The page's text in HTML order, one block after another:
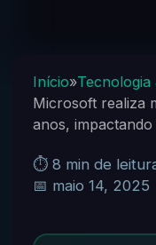
Início»Tecnologia
Microsoft realiza
anos,
⏱️ 8 min de
📅 maio 14, 2025